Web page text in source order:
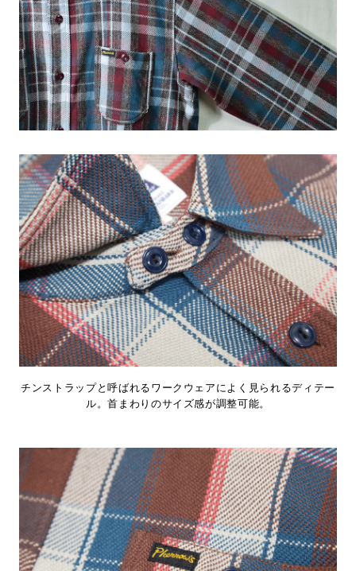
チンストラップと呼ばれるワークウェアによく見られるディテー
ル。首まわりのサイズ感が調整可能。